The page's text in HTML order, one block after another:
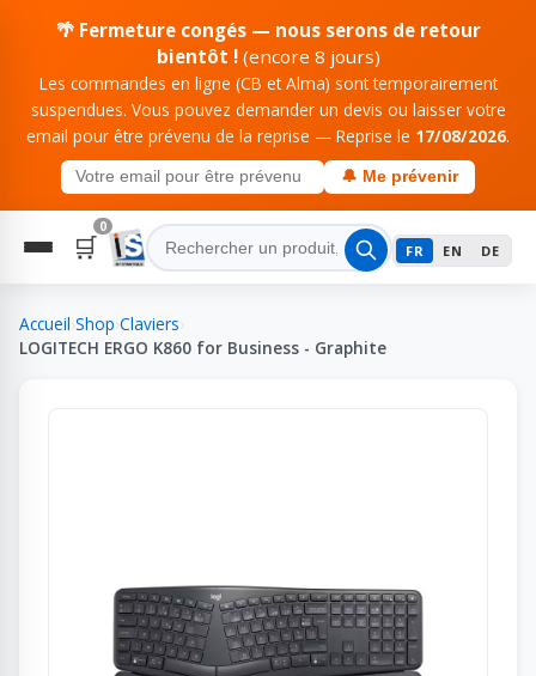
🌴 Fermeture congés — nous serons de retour
bientôt !(encore 8 jours)
Les commandes en ligne (CB et Alma) sont temporairement
suspendues. Vous pouvez demander un devis ou laisser votre
email pour être prévenu de la reprise — Reprise le 17/08/2026.
🔔 Me prévenir
🛒
0
FR EN DE
Accueil Shop Claviers
LOGITECH ERGO K860 for Business - Graphite